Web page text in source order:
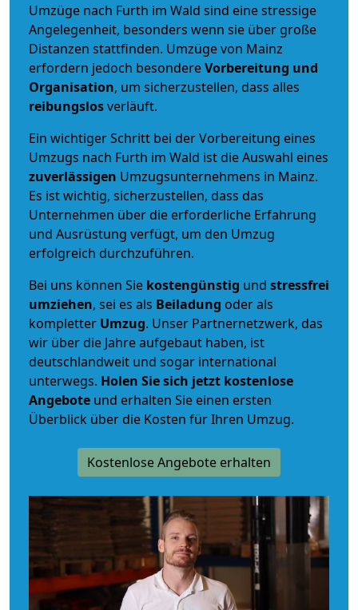
Umzüge nach Furth im Wald sind eine stressige
Angelegenheit, besonders wenn sie über große
Distanzen stattfinden. Umzüge von Mainz
erfordern jedoch besondereVorbereitung und
Organisation, um sicherzustellen, dass alles
reibungslosverläuft.
Ein wichtiger Schritt bei der Vorbereitung eines
Umzugs nach Furth im Wald ist die Auswahl eines
zuverlässigen Umzugsunternehmens in Mainz.
Es ist wichtig, sicherzustellen, dass das
Unternehmen über die erforderliche Erfahrung
und Ausrüstung verfügt, um den Umzug
erfolgreich durchzuführen.
Bei uns können Sie kostengünstig und stressfrei
umziehen, sei es als Beiladung oder als
kompletter Umzug. Unser Partnernetzwerk, das
wir über die Jahre aufgebaut haben, ist
deutschlandweit und sogar international
unterwegs. Holen Sie sich jetzt kostenlose
Angebote und erhalten Sie einen ersten
Überblick über die Kosten für Ihren Umzug.
Kostenlose Angebote erhalten